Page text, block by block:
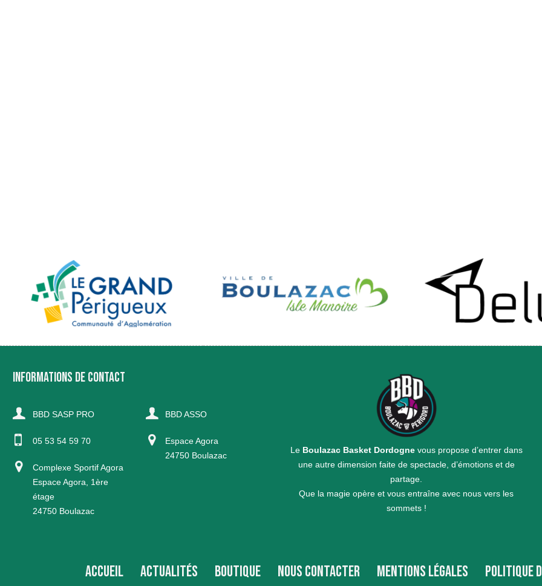
INFORMATIONS DE CONTACT
BBD SASP PRO
05 53 54 59 70
Complexe Sportif Agora
Espace Agora, 1ère
étage
24750 Boulazac
BBD ASSO
Espace Agora
24750 Boulazac
Le Boulazac Basket Dordognevous propose d’entrer dans
une autre dimension faite de spectacle, d’émotions et de
partage.
Que la magie opère et vous entraîne avec nous vers les
sommets !
ACCUEIL ACTUALITÉS BOUTIQUE NOUS CONTACTER MENTIONS LÉGALES POLITIQUE